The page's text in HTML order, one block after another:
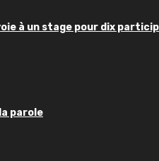
à un stage pour dix
parole